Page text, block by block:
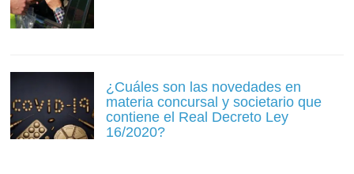
¿Cuáles son las novedades en
materia concursal y societario que
contiene el Real Decreto Ley
16/2020?